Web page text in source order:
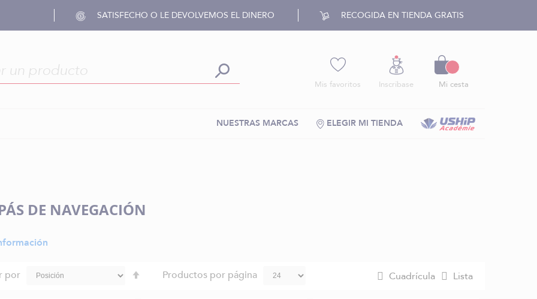
SATISFECHO O LE DEVOLVEMOS EL DINERO RECOGIDA EN TIENDA GRATIS
Mis favoritos Inscríbase Mi cesta
ELEGIR MI TIENDA
NUESTRAS MARCAS
DE NAVEGACIÓN
por Productos por página Cuadrícula Lista